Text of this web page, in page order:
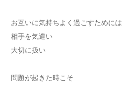
お互いに気持ちよく過ごすためには
相手を気遣い
大切に扱い
問題が起きた時こそ